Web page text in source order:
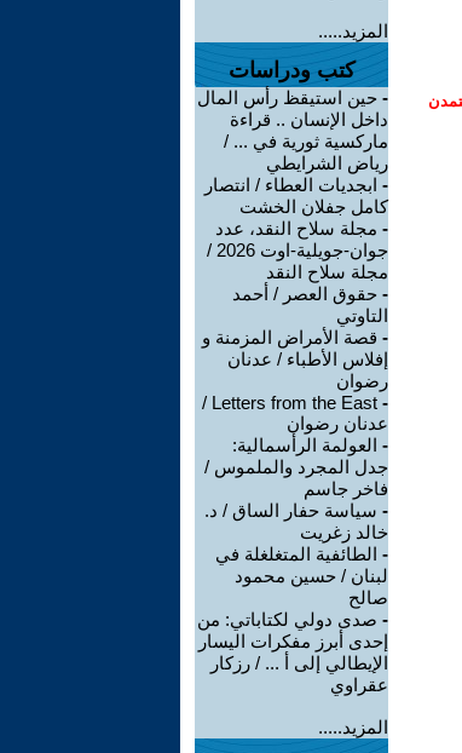
المزيد.....
كتب ودراسات
- حين استيقظ رأس المال
داخل الإنسان .. قراءة
ماركسية ثورية في ... /
رياض الشرايطي
- ابجديات العطاء / انتصار
كامل جفلان الخشت
- مجلة سلاح النقد، عدد
جوان-جويلية-اوت 2026 /
مجلة سلاح النقد
- حقوق العصر / أحمد
التاوتي
- قصة الأمراض المزمنة و
إفلاس الأطباء / عدنان
رضوان
-
Letters from the East /
عدنان رضوان
- العولمة الرأسمالية:
جدل المجرد والملموس /
فاخر جاسم
- سياسة حفار الساق / د.
خالد زغريت
- الطائفية المتغلغلة في
لبنان / حسين محمود
صالح
- صدى دولي لكتاباتي: من
إحدى أبرز مفكرات اليسار
الإيطالي إلى أ ... / رزكار
عقراوي
المزيد.....